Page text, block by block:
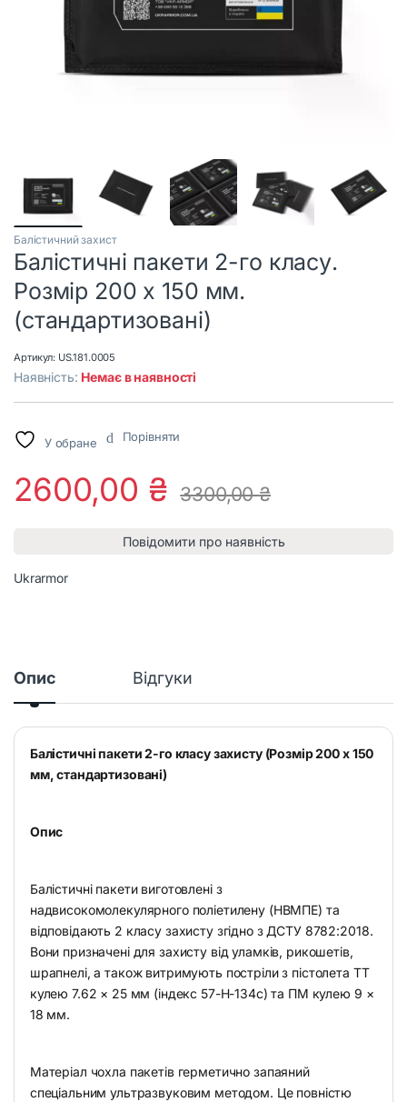
Балістичний захист
Балістичні пакети 2-го класу.
Розмір 200 х 150 мм.
(стандартизовані)
Артикул: US.181.0005
Наявність: Немає в наявності
У обране Порівняти
2600,00 ₴ 3300,00₴
Повідомити про наявність
Ukrarmor
Опис Відгуки
Балістичні пакети 2-го класу захисту (Розмір 200 x 150
мм, стандартизовані)
Опис
Балістичні пакети виготовлені з
надвисокомолекулярного поліетилену (НВМПЕ) та
відповідають 2 класу захисту згідно з ДСТУ 8782:2018.
Вони призначені для захисту від уламків, рикошетів,
шрапнелі, а також витримують постріли з пістолета ТТ
кулею 7.62 × 25 мм (індекс 57-Н-134с) та ПМ кулею 9 ×
18 мм.
Матеріал чохла пакетів герметично запаяний
спеціальним ультразвуковим методом. Це повністю